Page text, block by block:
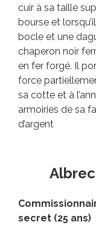
cuir à sa taille
bourse et
bocle et une
chaperon noir
en fer forgé. Il
force
sa cotte et à
armoiries de sa
d’argent
secret (25 ans)